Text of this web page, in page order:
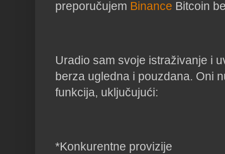
preporučujem Binance Bitcoin
Uradio sam svoje istraživanje i
berza ugledna i pouzdana. Oni
funkcija, uključujući:
*Konkurentne provizije